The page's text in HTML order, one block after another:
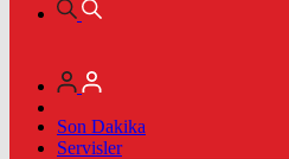
Son Dakika
Servisler